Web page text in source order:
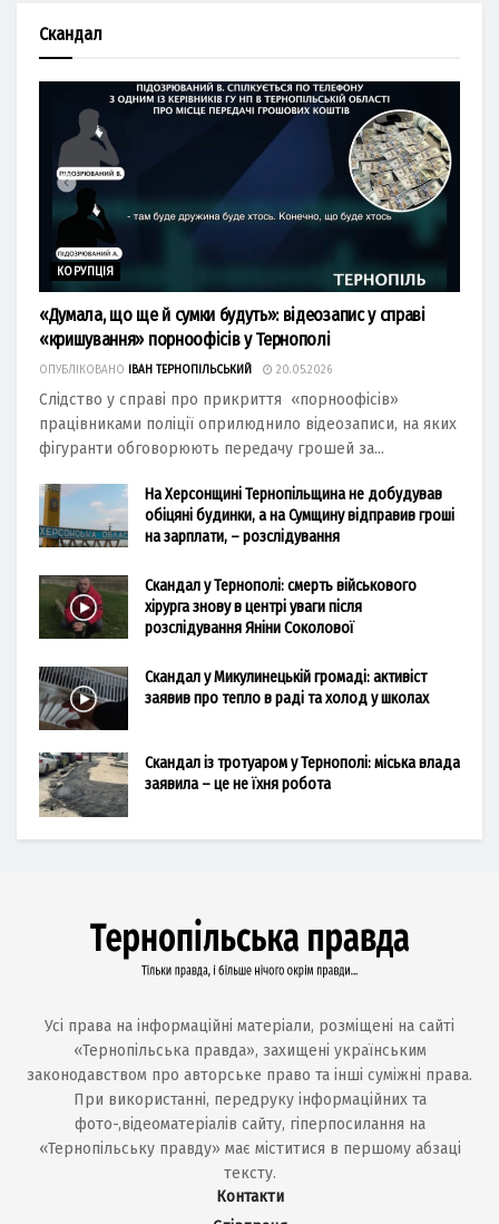
Скандал
КОРУПЦІЯ
«Думала, що ще й сумки будуть»: відеозапис у справі
«кришування» порноофісів у Тернополі
ОПУБЛІКОВАНО ІВАН ТЕРНОПІЛЬСЬКИЙ 20.05.2026
Слідство у справі про прикриття «порноофісів»
працівниками поліції оприлюднило відеозаписи, на яких
фігуранти обговорюють передачу грошей за...
На Херсонщині Тернопільщина не добудував
обіцяні будинки, а на Сумщину відправив гроші
на зарплати, – розслідування
Скандал у Тернополі: смерть військового
хірурга знову в центрі уваги після
розслідування Яніни Соколової
Скандал у Микулинецькій громаді: активіст
заявив про тепло в раді та холод у школах
Скандал із тротуаром у Тернополі: міська влада
заявила – це не їхня робота
Усі права на інформаційні матеріали, розміщені на сайті
«Тернопільська правда», захищені українським
законодавством про авторське право та інші суміжні права.
При використанні, передруку інформаційних та
фото-,відеоматеріалів сайту, гіперпосилання на
«Тернопільську правду» має міститися в першому абзаці
тексту.
Контакти